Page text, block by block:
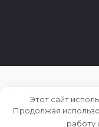
Этот сайт
Продолжая
работу